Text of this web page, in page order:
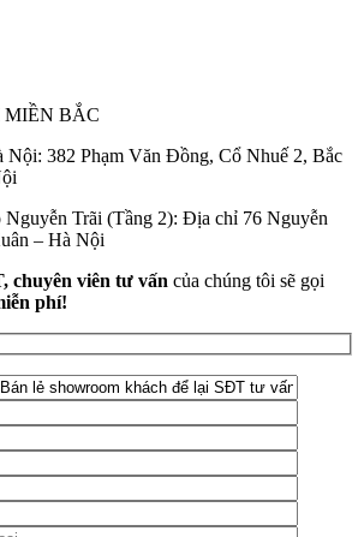
MIỀN BẮC
Nội: 382 Phạm Văn Đồng, Cổ Nhuế 2, Bắc
Nguyễn Trãi (Tầng 2): Địa chỉ 76 Nguyễn
– Hà Nội
chuyên viên tư vấn của chúng tôi sẽ gọi
phí!